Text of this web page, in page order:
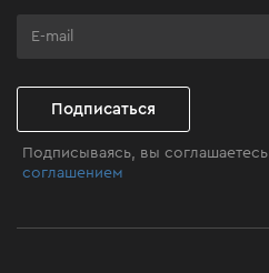
Клуб мастерства
Подписаться
Подписываясь, вы
соглашением